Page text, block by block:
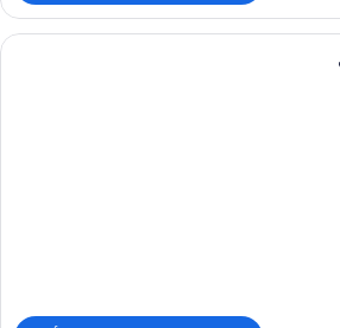
ميني بار وخزنة داخل الغرفة ومكتب